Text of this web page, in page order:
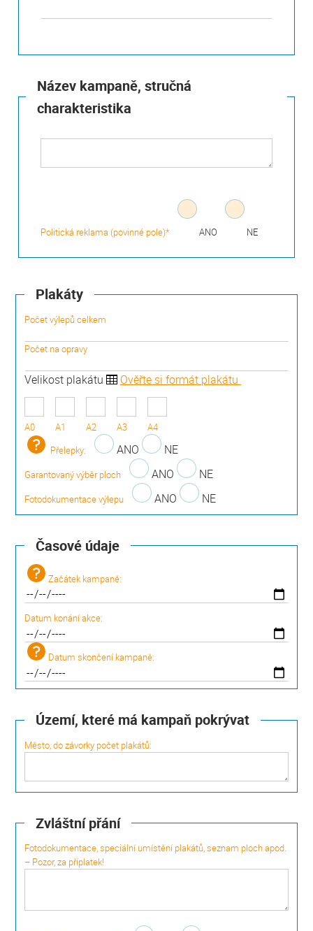
Název kampaně, stručná
charakteristika
Politická reklama (povinné pole)* ANO NE
Plakáty
Počet výlepů celkem
Počet na opravy
Velikost plakátu Ověřte si formát plakátu
A0 A1 A2 A3
A4
Přelepky:
ANO NE
Garantovaný výběr ploch ANO NE
Fotodokumentace výlepu ANO NE
Časové údaje
Začátek kampaně:
Datum konání akce:
Datum skončení kampaně:
Území, které má kampaň pokrývat
Město, do závorky počet plakátů:
Zvláštní přání
Fotodokumentace, speciální umístění plakátů, seznam ploch apod.
– Pozor, za příplatek!